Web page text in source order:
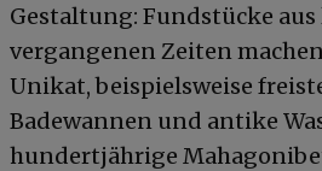
Gestaltung: Fundstücke
vergangenen Zeiten
Unikat, beispielsweise
Badewannen und antike
hundertjährige